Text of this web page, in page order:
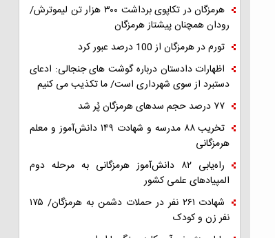
هرمزگان در تکاپوی برداشت ۳۰۰ هزار تن لیموترش/
رودان همچنان پیشتاز هرمزگان
تورم در هرمزگان از 100 درصد عبور کرد
اظهارات دادستان درباره گوشت های جنجالی: ادعای
دستبرد از سوی شهرداری است/ ما تکذیب می کنیم
۷۷ درصد حجم سدهای هرمزگان پُر شد
تخریب ۸۸ مدرسه و شهادت ۱۴۹ دانش‌آموز و معلم
هرمزگانی
راه‌یابی ۸۲ دانش‌آموز هرمزگانی به مرحله دوم
المپیادهای علمی کشور
شهادت ۲۶۱ نفر در حملات دشمن به هرمزگان/ ۱۷۵
نفر زن و کودک